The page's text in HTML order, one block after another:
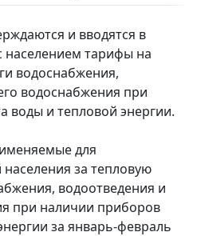
и вводятся в
населением тарифы на
водоснабжения,
водоснабжения при
воды и тепловой энергии.
для
за тепловую
водоотведения и
при наличии приборов
за январь-февраль